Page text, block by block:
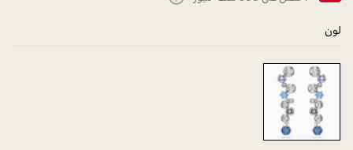
لون